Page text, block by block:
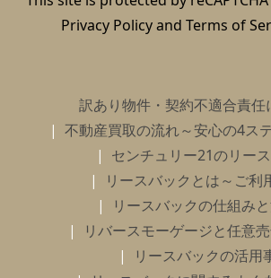
Privacy Policyand Terms of
訳あり物件・契約不適合責任
不動産買取の流れ～安心の4ス
センチュリー21のリー
リースバックとは～ご利
リースバックの仕組み
リバースモーゲージと任意
リースバックの活用